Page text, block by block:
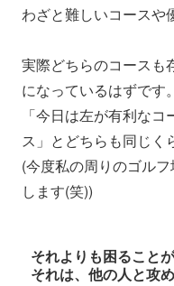
わざと難しいコースや
実際どちらのコースも
になっているはずです。
「今日は左が有利な
ス」とどちらも同じく
(今度私の周りのゴル
します(笑))
それよりも困ること
それは、 他の人と攻